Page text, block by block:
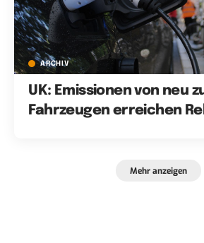
ARCHIV
UK: Emissionen von neu
Fahrzeugen erreichen
Mehr anzeigen